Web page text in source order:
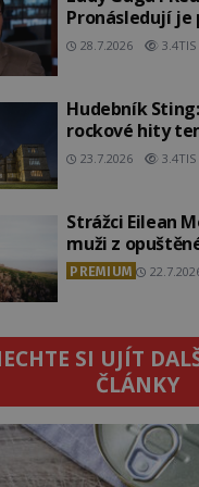
Pronásledují je
28.7.2026 3.4TIS
Hudebník
rockové hity
23.7.2026 3.4TIS
Strážci Eilean
muži z
PREMIUM
SI UJÍT
ČLÁNKY